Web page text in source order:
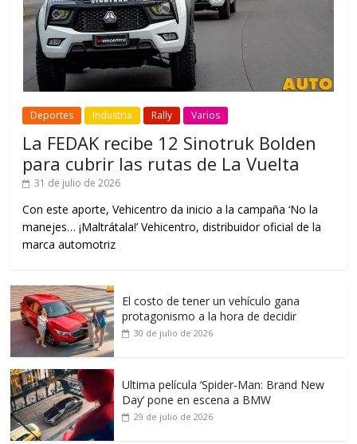
Deportes Industria Rally Varios
La FEDAK recibe 12 Sinotruk Bolden
para cubrir las rutas de La Vuelta
31 de julio de 2026
Con este aporte, Vehicentro da inicio a la campaña ‘No la
manejes… ¡Maltrátala!’ Vehicentro, distribuidor oficial de la
marca automotriz
El costo de tener un vehículo gana
protagonismo a la hora de decidir
30 de julio de 2026
Ultima película ‘Spider‑Man: Brand New
Day’ pone en escena a BMW
29 de julio de 2026